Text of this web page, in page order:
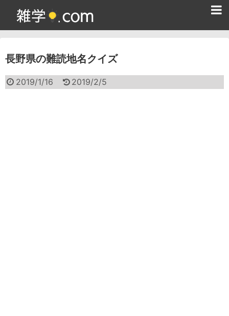
長野県の難読地名クイズ
2019/1/16 2019/2/5
雑学クイズ問題集
365日雑学カレンダー